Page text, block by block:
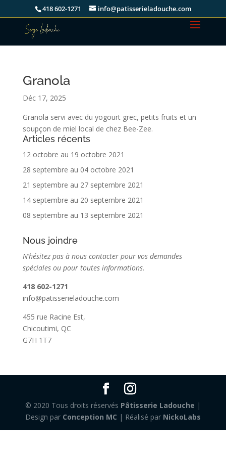
418 602-1271 info@patisserieladouche.com
Granola
Déc 17, 2025
Granola servi avec du yogourt grec, petits fruits et un
soupçon de miel local de chez Bee-Zee.
Articles récents
12 octobre au 19 octobre 2021
28 septembre au 04 octobre 2021
21 septembre au 27 septembre 2021
14 septembre au 20 septembre 2021
08 septembre au 13 septembre 2021
Nous joindre
N’hésitez pas à nous contacter pour vos demandes
spéciales ou pour toutes informations.
418 602-1271
info@patisserieladouche.com
455 rue Racine Est,
Chicoutimi, QC
G7H 1T7
© 2020 Tous droits réservés Pâtisserie Ladouche |
Design par Conception MC | Réalisé par NickoLabs